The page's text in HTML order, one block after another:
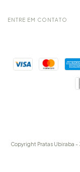
ENTRE EM CONTATO
Copyright Pratas Ubiraba -